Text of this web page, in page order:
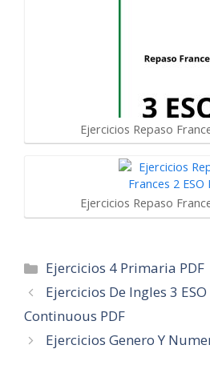
Ejercicios Repaso
Ejercicios Repaso
Categorías
Ejercicios 4 Primaria PDF
Navegación
de
Ejercicios De Ingles 3
Continuous PDF
Ejercicios Genero Y